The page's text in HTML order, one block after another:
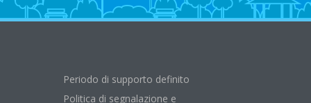
Periodo di supporto definito
Politica di segnalazione e